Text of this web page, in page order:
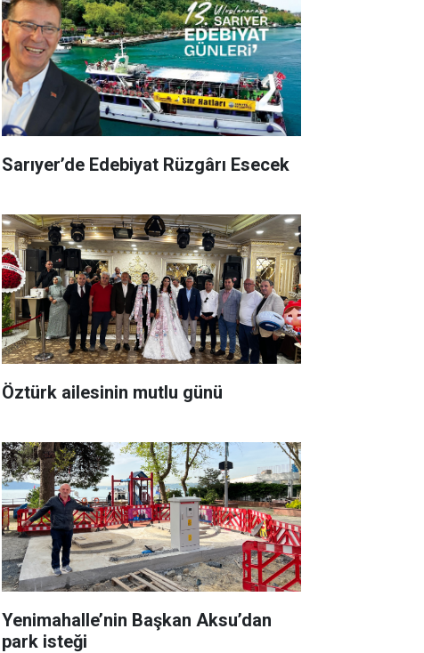
Sarıyer’de Edebiyat Rüzgârı Esecek
Öztürk ailesinin mutlu günü
Yenimahalle’nin Başkan Aksu’dan
park isteği